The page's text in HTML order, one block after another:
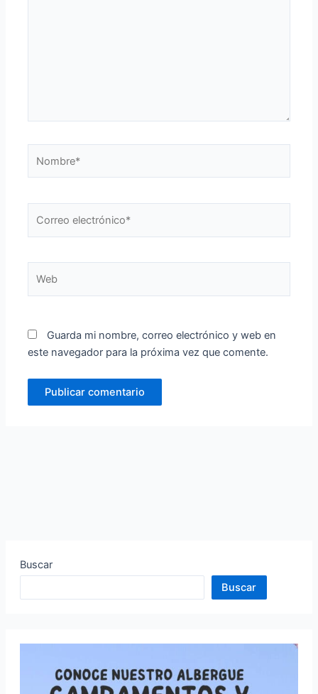
Buscar
Buscar
electrónico*
Guarda mi nombre, correo electrónico y web en
este navegador para la próxima vez que comente.